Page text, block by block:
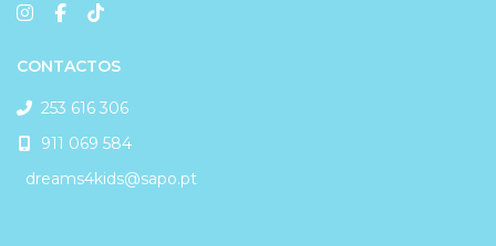
CONTACTOS
253 616 306
911 069 584
dreams4kids@sapo.pt